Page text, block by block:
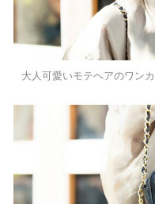
大人可愛いモテヘアのワン